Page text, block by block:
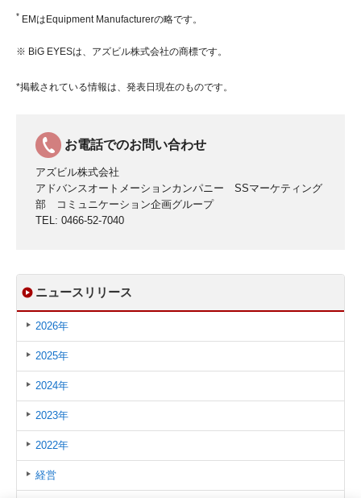
* EMはEquipment Manufacturerの略です。
※ BiG EYESは、アズビル株式会社の商標です。
*掲載されている情報は、発表日現在のものです。
お電話でのお問い合わせ
アズビル株式会社
アドバンスオートメーションカンパニー SSマーケティング
部 コミュニケーション企画グループ
TEL: 0466-52-7040
ニュースリリース
2026年
2025年
2024年
2023年
2022年
経営